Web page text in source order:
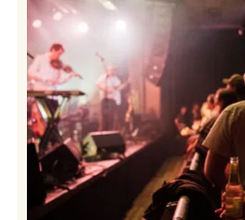
–
joledag